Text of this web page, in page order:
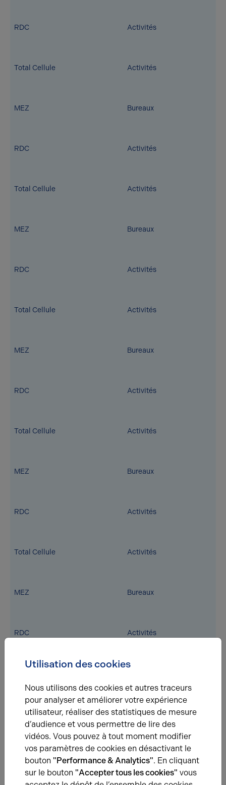
RDC Activités
Total Cellule Activités
MEZ Bureaux
RDC Activités
Total Cellule Activités
MEZ Bureaux
RDC Activités
Total Cellule Activités
MEZ Bureaux
RDC Activités
Total Cellule Activités
MEZ Bureaux
RDC Activités
Total Cellule Activités
MEZ Bureaux
RDC Activités
MEZ Bureaux
RDC Activités
Utilisation des cookies
Nous utilisons des cookies et autres traceurs
pour analyser et améliorer votre expérience
utilisateur, réaliser des statistiques de mesure
d’audience et vous permettre de lire des
vidéos. Vous pouvez à tout moment modifier
vos paramètres de cookies en désactivant le
bouton "Performance & Analytics". En cliquant
sur le bouton "Accepter tous les cookies" vous